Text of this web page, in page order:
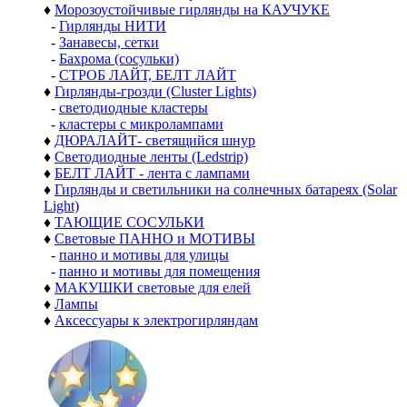
♦ Морозоустойчивые гирлянды на КАУЧУКЕ
- Гирлянды НИТИ
- Занавесы, сетки
- Бахрома (сосульки)
- СТРОБ ЛАЙТ, БЕЛТ ЛАЙТ
♦ Гирлянды-грозди (Cluster Lights)
- светодиодные кластеры
- кластеры с микролампами
♦ ДЮРАЛАЙТ- светящийся шнур
♦ Светодиодные ленты (Ledstrip)
♦ БЕЛТ ЛАЙТ - лента с лампами
♦ Гирлянды и светильники на солнечных батареях (Solar
Light)
♦ ТАЮЩИЕ СОСУЛЬКИ
♦ Световые ПАННО и МОТИВЫ
- панно и мотивы для улицы
- панно и мотивы для помещения
♦ МАКУШКИ световые для елей
♦ Лампы
♦ Аксессуары к электрогирляндам